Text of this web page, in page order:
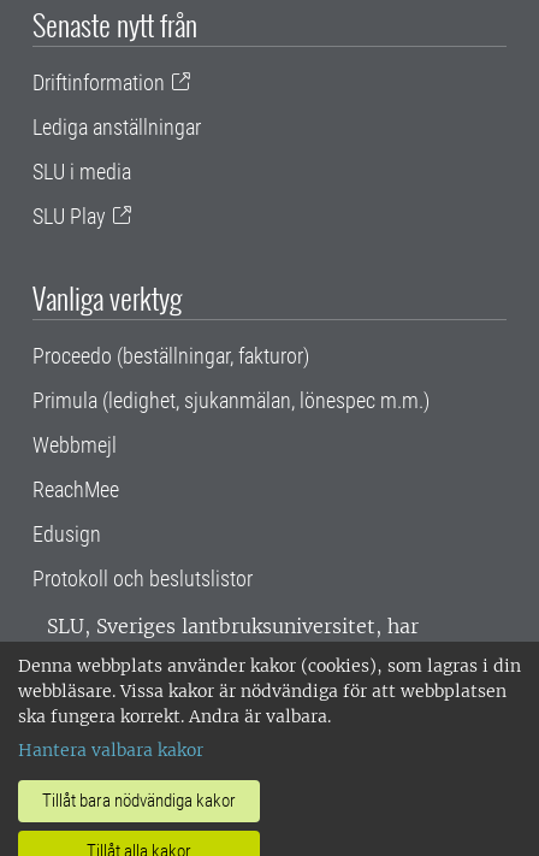
Denna webbplats använder kakor (cookies), som lagras i din
webbläsare. Vissa kakor är nödvändiga för att webbplatsen
ska fungera korrekt. Andra är valbara.
Hantera valbara kakor
Tillåt bara nödvändiga kakor
Tillåt alla kakor
Senaste nytt från
Driftinformation
Lediga anställningar
SLU i media
SLU Play
Vanliga verktyg
Proceedo (beställningar, fakturor)
Primula (ledighet, sjukanmälan, lönespec m.m.)
Webbmejl
ReachMee
Edusign
Protokoll och beslutslistor
SLU, Sveriges lantbruksuniversitet, har
verksamhet över hela Sverige. Huvudorter är
Alnarp, Uppsala och Umeå.SLU är
miljöcertifierat enligt ISO 14001. •
018-67 10 00 • Org nr: 202100-2817 •
Om SLU:s webbplatser
•Hantera kakor•Behandling av